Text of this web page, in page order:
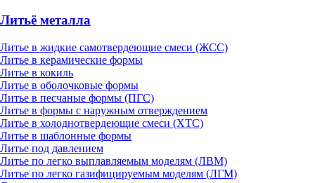
Литьё металла
Литье в жидкие самотвердеющие смеси (ЖСС)
Литье в керамические формы
Литье в кокиль
Литье в оболочковые формы
Литье в песчаные формы (ПГС)
Литье в формы с наружным отверждением
Литье в холоднотвердеющие смеси (ХТС)
Литье в шаблонные формы
Литье под давлением
Литье по легко выплавляемым моделям (ЛВМ)
Литье по легко газифицируемым моделям (ЛГМ)